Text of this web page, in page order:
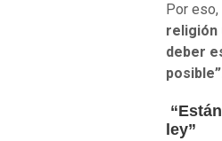
Por
religión
deber
ley”